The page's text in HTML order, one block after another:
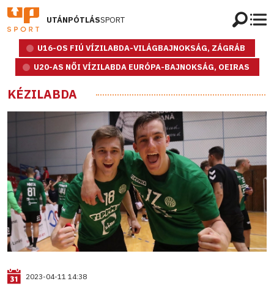
UTÁNPÓTLÁSSPORT
U16-OS FIÚ VÍZILABDA-VILÁGBAJNOKSÁG, ZÁGRÁB
U20-AS NŐI VÍZILABDA EURÓPA-BAJNOKSÁG, OEIRAS
KÉZILABDA
2023-04-11 14:38